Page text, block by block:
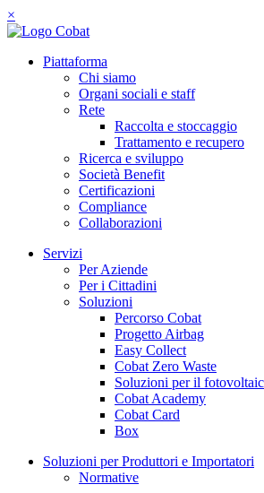
×
Piattaforma
Chi siamo
Organi sociali e staff
Rete
Raccolta e stoccaggio
Trattamento e recupero
Ricerca e sviluppo
Società Benefit
Certificazioni
Compliance
Collaborazioni
Servizi
Per Aziende
Per i Cittadini
Soluzioni
Percorso Cobat
Progetto Airbag
Easy Collect
Cobat Zero Waste
Soluzioni per il
Cobat Academy
Cobat Card
Box
Soluzioni per Produttori e Importatori
Normative